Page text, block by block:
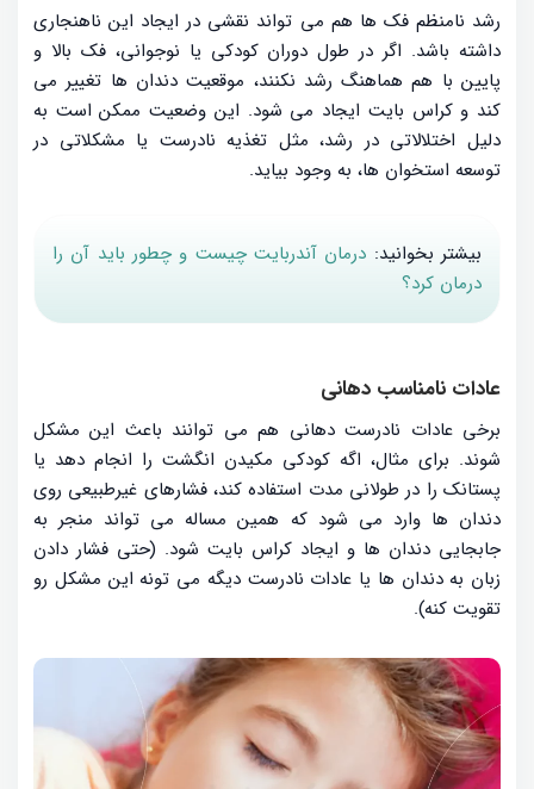
رشد نامنظم فک ها هم می تواند نقشی در ایجاد این ناهنجاری
داشته باشد. اگر در طول دوران کودکی یا نوجوانی، فک بالا و
پایین با هم هماهنگ رشد نکنند، موقعیت دندان ها تغییر می
کند و کراس بایت ایجاد می شود. این وضعیت ممکن است به
دلیل اختلالاتی در رشد، مثل تغذیه نادرست یا مشکلاتی در
توسعه استخوان ها، به وجود بیاید.
بیشتر بخوانید: درمان آندربایت چیست و چطور باید آن را
درمان کرد؟
عادات نامناسب دهانی
برخی عادات نادرست دهانی هم می توانند باعث این مشکل
شوند. برای مثال، اگه کودکی مکیدن انگشت را انجام دهد یا
پستانک را در طولانی مدت استفاده کند، فشارهای غیرطبیعی روی
دندان ها وارد می شود که همین مساله می تواند منجر به
جابجایی دندان ها و ایجاد کراس بایت شود. (حتی فشار دادن
زبان به دندان ها یا عادات نادرست دیگه می تونه این مشکل رو
تقویت کنه).